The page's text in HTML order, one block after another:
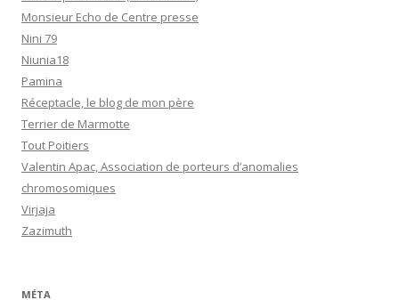
Monsieur Echo de Centre presse
Nini 79
Niunia18
Pamina
Réceptacle, le blog de mon père
Terrier de Marmotte
Tout Poitiers
Valentin Apac, Association de porteurs d’anomalies
chromosomiques
Virjaja
Zazimuth
MÉTA